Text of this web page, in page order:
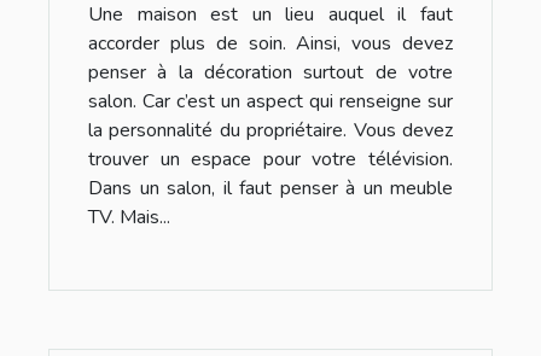
Une maison est un lieu auquel il faut
accorder plus de soin. Ainsi, vous devez
penser à la décoration surtout de votre
salon. Car c’est un aspect qui renseigne sur
la personnalité du propriétaire. Vous devez
trouver un espace pour votre télévision.
Dans un salon, il faut penser à un meuble
TV. Mais...